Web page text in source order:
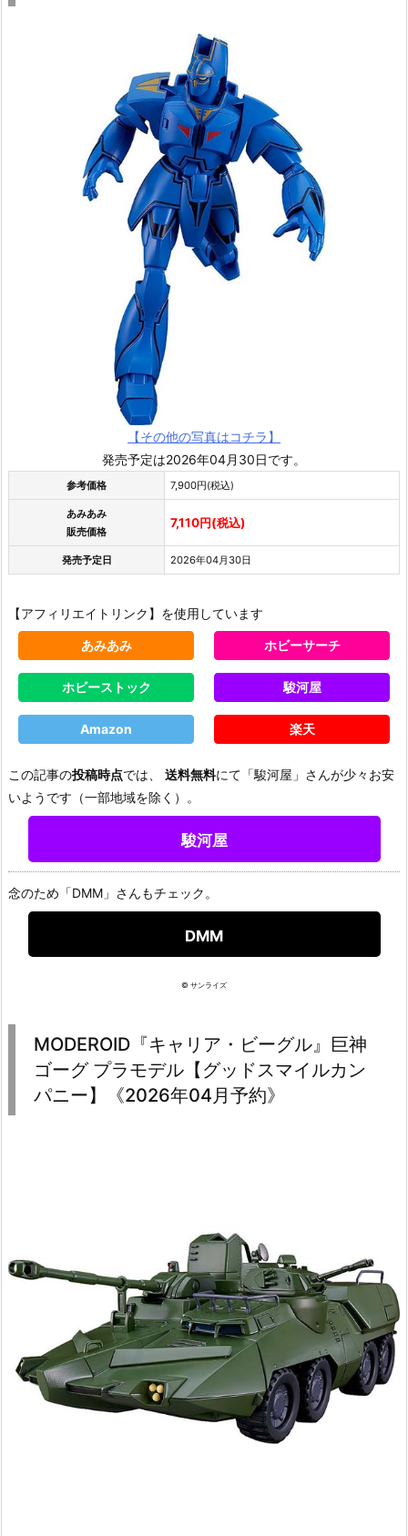
【その他の写真はコチラ】
発売予定は2026年04月30日です。
参考価格 7,900円(税込)
あみあみ
販売価格
7,110円(税込)
発売予定日 2026年04月30日
【アフィリエイトリンク】を使用しています
あみあみ ホビーサーチ
ホビーストック 駿河屋
Amazon 楽天
この記事の投稿時点では、 送料無料にて「駿河屋」さんが少々お安
いようです（一部地域を除く）。
駿河屋
念のため「DMM」さんもチェック。
DMM
© サンライズ
MODEROID『キャリア・ビーグル』巨神
ゴーグ プラモデル【グッドスマイルカン
パニー】《2026年04月予約》